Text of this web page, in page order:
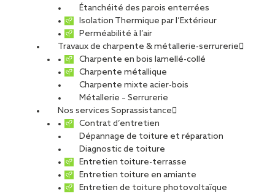
Étanchéité des parois enterrées
Isolation Thermique par l’Extérieur
Perméabilité à l’air
Travaux de charpente & métallerie-serrurerie
Charpente en bois lamellé-collé
Charpente métallique
Charpente mixte acier-bois
Métallerie – Serrurerie
Nos services Soprassistance
Contrat d’entretien
Dépannage de toiture et réparation
Diagnostic de toiture
Entretien toiture-terrasse
Entretien toiture en amiante
Entretien de toiture photovoltaïque